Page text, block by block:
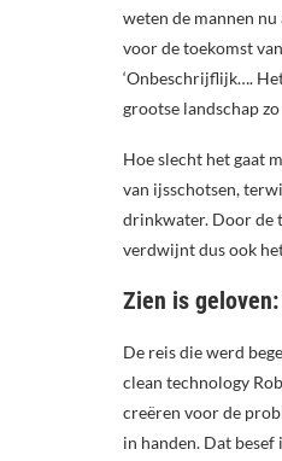
weten de mannen
voor de toekomst
‘Onbeschrijflijk….
grootse landschap
Hoe slecht het gaat
van ijsschotsen,
drinkwater. Door de
verdwijnt dus ook
Zien is
De reis die werd
clean technology
creëren voor de
in handen. Dat